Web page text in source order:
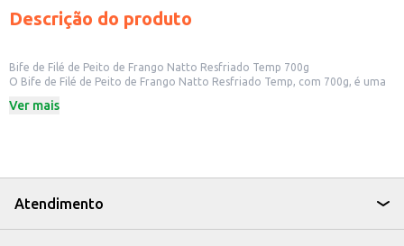
Descrição do produto
Bife de Filé de Peito de Frango Natto Resfriado Temp 700g
O Bife de Filé de Peito de Frango Natto Resfriado Temp, com 700g, é uma
quem busca uma refeição rápida e nutritiva, este produto oferece a
Pode ser utilizado em sanduíches, saladas e wraps.
Uma ótima opção para quem busca praticidade sem abrir mão do sabor.
O Bife de Filé de Peito de Frango Natto é uma escolha que combina
Ver mais
Atendimento